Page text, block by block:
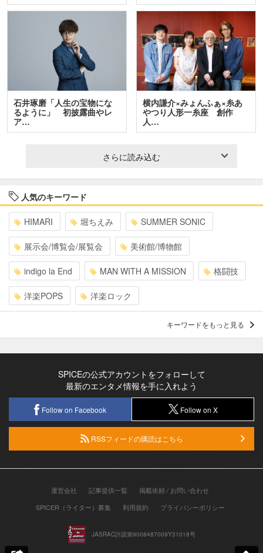
石井琢磨「人生の宝物にな
るように」 初披露曲やレ
ア…
横内謙介×みょんふぁ×糸あ
やつり人形一糸座 創作
人…
さらに読み込む
人気のキーワード
HIMARI 堀ちえみ SUMMER SONIC
展示会/博覧会/展覧会 美術館/博物館
indigo la End MAN WITH A MISSION 格闘技
洋楽POPS 洋楽ロック
キーワードをもっと見る
SPICEの公式アカウントをフォローして
最新のエンタメ情報を手に入れよう
Follow on Facebook Follow on X
RSSフィードの購読はこちら
運営会社 記事提供一覧
掲載依頼 / お問い合わせ
SPICER（ライター）募集
利用規約 プライバシーポリシー
JASRAC許諾第9008487009Y31018号